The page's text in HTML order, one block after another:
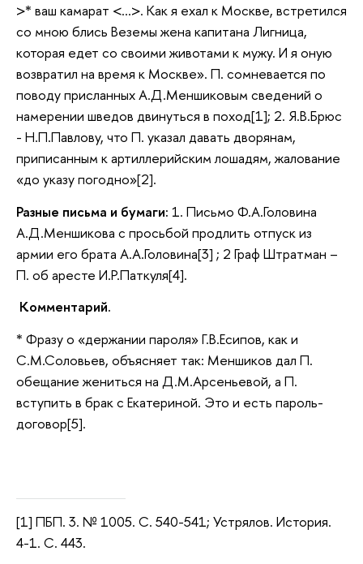
>* ваш камарат <…>. Как я ехал к Москве, встретился
со мною блись Веземы жена капитана Лигница,
которая едет со своими животами к мужу. И я оную
возвратил на время к Москве». П. сомневается по
поводу присланных А.Д.Меншиковым сведений о
намерении шведов двинуться в поход[1]; 2. Я.В.Брюс
- Н.П.Павлову, что П. указал давать дворянам,
приписанным к артиллерийским лошадям, жалование
«до указу погодно»[2].
Разные письма и бумаги: 1. Письмо Ф.А.Головина
А.Д.Меншикова с просьбой продлить отпуск из
армии его брата А.А.Головина[3] ; 2 Граф Штратман –
П. об аресте И.Р.Паткуля[4].
Комментарий.
* Фразу о «держании пароля» Г.В.Есипов, как и
С.М.Соловьев, объясняет так: Меншиков дал П.
обещание жениться на Д.М.Арсеньевой, а П.
вступить в брак с Екатериной. Это и есть пароль-
договор[5].
[1] ПБП. 3. № 1005. С. 540-541; Устрялов. История.
4-1. С. 443.